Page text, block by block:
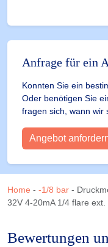
Anfrage für ein
Konnten Sie ein
Oder benötigen Sie
fragen sich, wann wir
Angebot
Home - -1/8 bar -
32V 4-20mA 1/4 flare ext.
Bewertungen